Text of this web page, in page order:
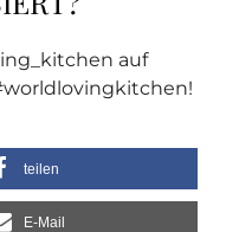
auf
teilen
E-Mail